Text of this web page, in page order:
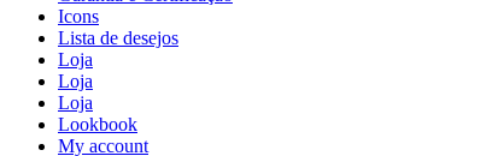
Icons
Lista de desejos
Loja
Loja
Loja
Lookbook
My account